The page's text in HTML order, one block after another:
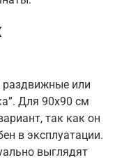
или
Для 90х90 см
так как он
в эксплуатации.
выглядят